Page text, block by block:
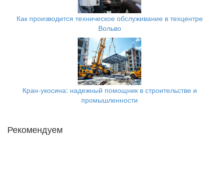
Как производится техническое обслуживание в техцентре
Вольво
Кран-укосина: надежный помощник в строительстве и
промышленности
Рекомендуем